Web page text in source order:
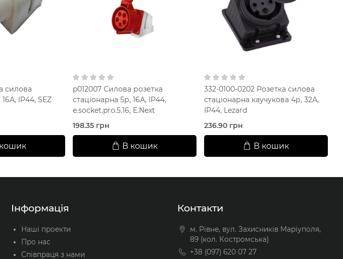
силова
IP44, SEZ
p012007 Силова розетка
стаціонарна 5р, 16А, IP44,
e.socket.pro.5.16, E.Next
198.35 грн
В кошик
332-0100-0202 Розетка силова
стаціонарна каучукова 4р, 32А,
IP44, Lezard
236.90 грн
В кошик
Інформація
Наші проекти
Про нас
Співпраця з нами
Контакти
м. Рівне, вул. Захисників Маріуполя,
89 (кол. Костромська)
+38 (097) 620 07 27